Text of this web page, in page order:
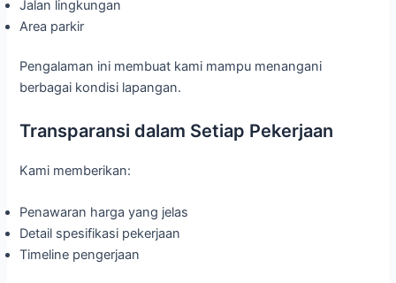
Jalan lingkungan
Area parkir
Pengalaman ini membuat kami mampu menangani
berbagai kondisi lapangan.
Transparansi dalam Setiap Pekerjaan
Kami memberikan:
Penawaran harga yang jelas
Detail spesifikasi pekerjaan
Timeline pengerjaan